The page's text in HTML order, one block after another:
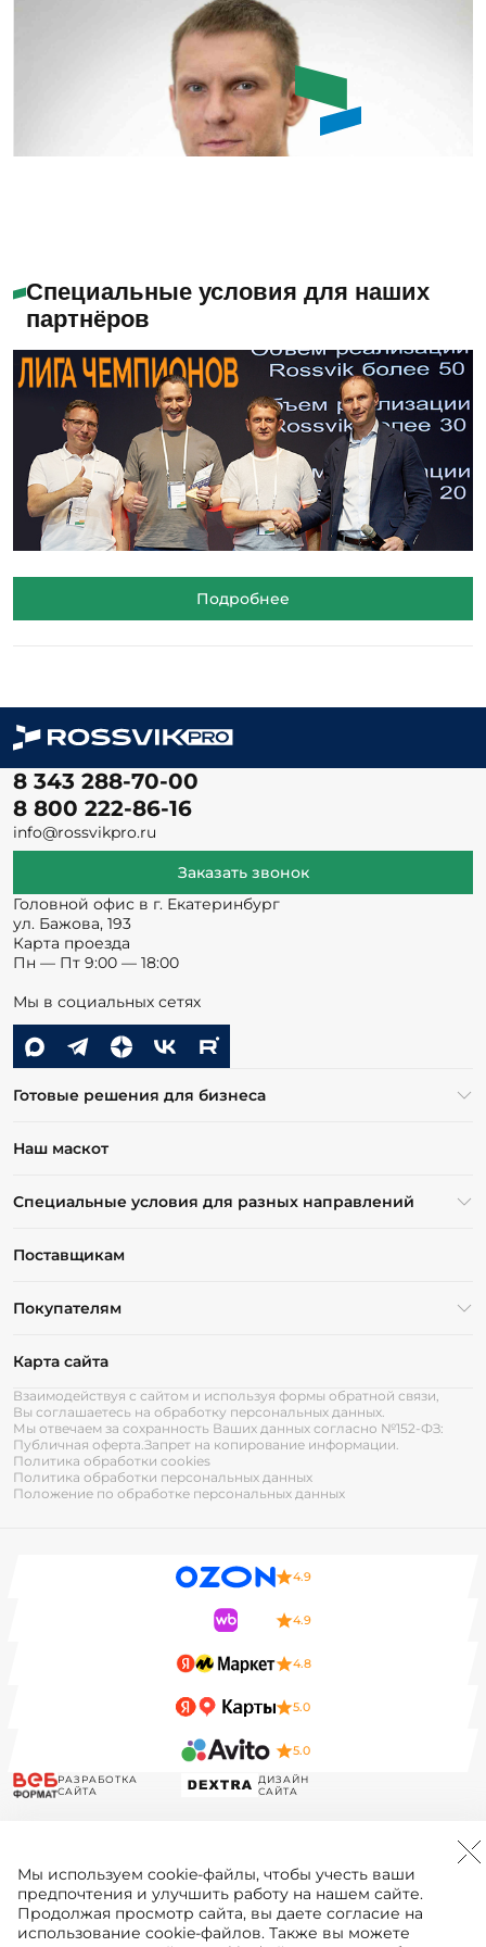
Помогу с выбором
Специальные условия для наших
партнёров
Подробнее
8 343 288-70-00
8 800 222-86-16
info@rossvikpro.ru
Заказать звонок
Головной офис в г. Екатеринбург
ул. Бажова, 193
Карта проезда
Пн — Пт 9:00 — 18:00
Мы в социальных сетях
Готовые решения для бизнеса
Наш маскот
Специальные условия для разных направлений
Поставщикам
Покупателям
Карта сайта
Взаимодействуя с сайтом и используя формы обратной связи,
Вы соглашаетесь на обработку персональных данных.
Мы отвечаем за сохранность Ваших данных согласно №152-ФЗ:
Публичная оферта.Запрет на копирование информации.
Политика обработки cookies
Политика обработки персональных данных
Положение по обработке персональных данных
4.9
4.9
4.8
5.0
5.0
РАЗРАБОТКА
САЙТА
ДИЗАЙН
САЙТА
Мы используем cookie-файлы, чтобы учесть ваши
предпочтения и улучшить работу на нашем сайте.
Продолжая просмотр сайта, вы даете согласие на
использование cookie-файлов. Также вы можете